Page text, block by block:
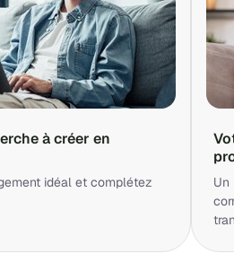
à créer en
idéal et complétez
Un